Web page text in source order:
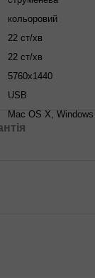
кольоровий
22 ст/хв
22 ст/хв
5760х1440
USB
Mac OS X, Windows